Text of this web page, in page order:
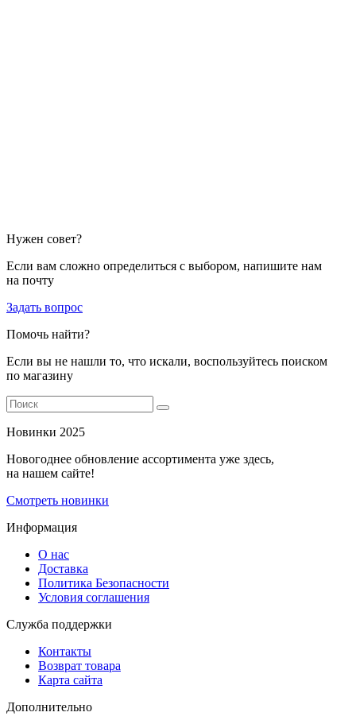
Нужен совет?
Если вам сложно определиться с выбором, напишите нам
на почту
Задать вопрос
Помочь найти?
Если вы не нашли то, что искали, воспользуйтесь поиском
по магазину
Новинки 2025
Новогоднее обновление ассортимента уже здесь,
на нашем сайте!
Смотреть новинки
Информация
О нас
Доставка
Политика Безопасности
Условия соглашения
Служба поддержки
Контакты
Возврат товара
Карта сайта
Дополнительно